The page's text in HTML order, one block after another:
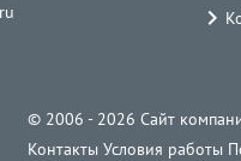
© 2006 - 2026 Cайт
Контакты Условия работы